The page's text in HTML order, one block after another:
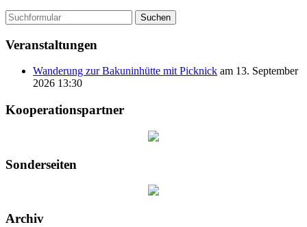
Suchen
Veranstaltungen
Wanderung zur Bakuninhütte mit Picknick am 13. September
2026 13:30
Kooperationspartner
Sonderseiten
Archiv